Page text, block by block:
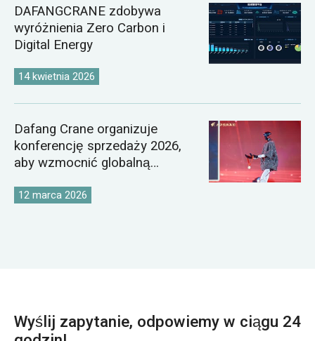
DAFANGCRANE zdobywa
wyróżnienia Zero Carbon i
Digital Energy
14 kwietnia 2026
Dafang Crane organizuje
konferencję sprzedaży 2026,
aby wzmocnić globalną
12 marca 2026
Wyślij zapytanie, odpowiemy w ciągu 24